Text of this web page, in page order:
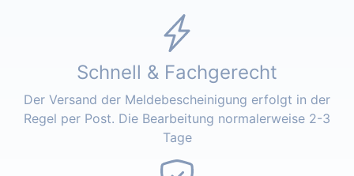
Schnell & Fachgerecht
Der Versand der Meldebescheinigung erfolgt in der
Regel per Post. Die Bearbeitung normalerweise 2-3
Tage